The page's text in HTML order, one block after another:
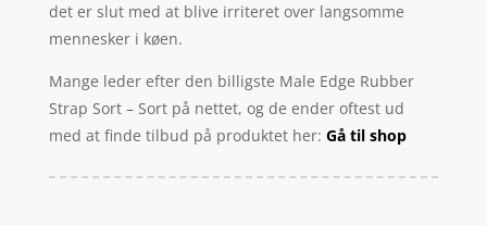
det er slut med at blive irriteret over langsomme
mennesker i køen.
Mange leder efter den billigste Male Edge Rubber
Strap Sort – Sort på nettet, og de ender oftest ud
med at finde tilbud på produktet her: Gå til shop